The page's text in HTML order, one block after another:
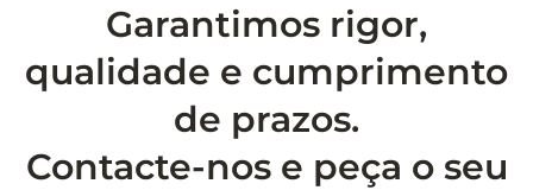
Garantimos rigor,
qualidade e cumprimento
de prazos.
Contacte-nos e peça o seu